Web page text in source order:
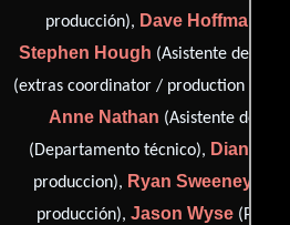
producción), Dave Hoffman
Stephen Hough (Asistente de
(extras coordinator / production
Anne Nathan (Asistente de
(Departamento técnico), Diane
produccion), Ryan Sweeney
producción), Jason Wyse